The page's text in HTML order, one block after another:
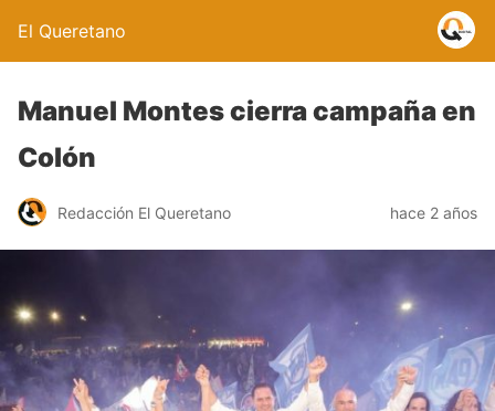
El Queretano
Manuel Montes cierra campaña en
Colón
Redacción El Queretano hace 2 años